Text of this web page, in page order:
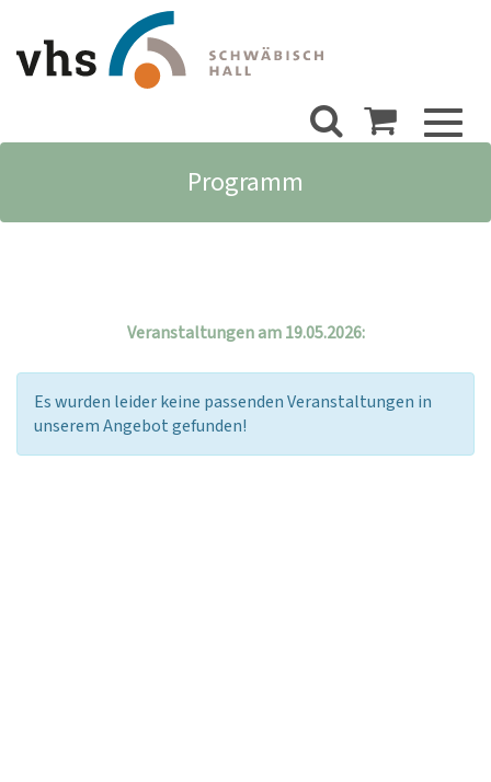
Programm
Veranstaltungen am 19.05.2026:
Es wurden leider keine passenden Veranstaltungen in
unserem Angebot gefunden!